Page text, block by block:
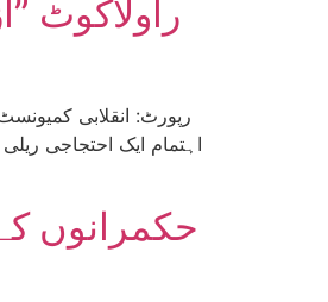
اہتمام ایک احتجاجی
حکمرانوں